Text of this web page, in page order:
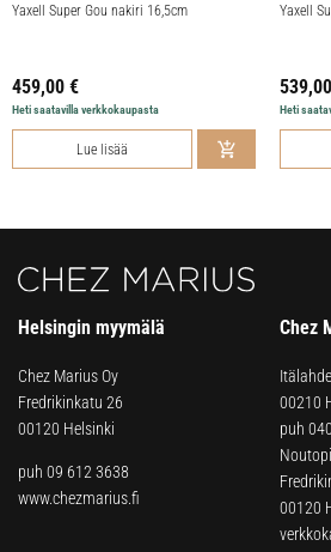
Yaxell Super Gou nakiri 16,5cm
459,00 €
Heti saatavilla verkkokaupasta
Lue lisää
Yaxell
539,00
Heti
Helsingin myymälä
Chez Marius Oy
Fredrikinkatu 26
00120 Helsinki
puh 09 612 3638
www.chezmarius.fi
Chez
00210
puh
00120